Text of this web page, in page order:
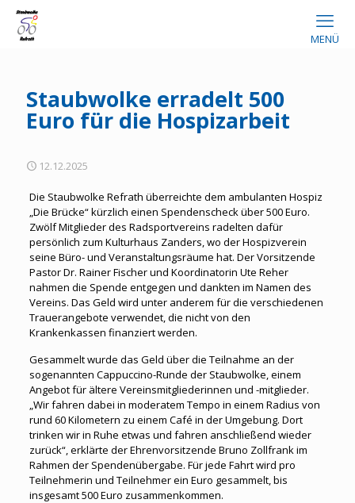
MENÜ
Staubwolke erradelt 500
Euro für die Hospizarbeit
12.12.2025
Die Staubwolke Refrath überreichte dem ambulanten Hospiz
„Die Brücke“ kürzlich einen Spendenscheck über 500 Euro.
Zwölf Mitglieder des Radsportvereins radelten dafür
persönlich zum Kulturhaus Zanders, wo der Hospizverein
seine Büro- und Veranstaltungsräume hat. Der Vorsitzende
Pastor Dr. Rainer Fischer und Koordinatorin Ute Reher
nahmen die Spende entgegen und dankten im Namen des
Vereins. Das Geld wird unter anderem für die verschiedenen
Trauerangebote verwendet, die nicht von den
Krankenkassen finanziert werden.
Gesammelt wurde das Geld über die Teilnahme an der
sogenannten Cappuccino-Runde der Staubwolke, einem
Angebot für ältere Vereinsmitgliederinnen und -mitglieder.
„Wir fahren dabei in moderatem Tempo in einem Radius von
rund 60 Kilometern zu einem Café in der Umgebung. Dort
trinken wir in Ruhe etwas und fahren anschließend wieder
zurück“, erklärte der Ehrenvorsitzende Bruno Zollfrank im
Rahmen der Spendenübergabe. Für jede Fahrt wird pro
Teilnehmerin und Teilnehmer ein Euro gesammelt, bis
insgesamt 500 Euro zusammenkommen.